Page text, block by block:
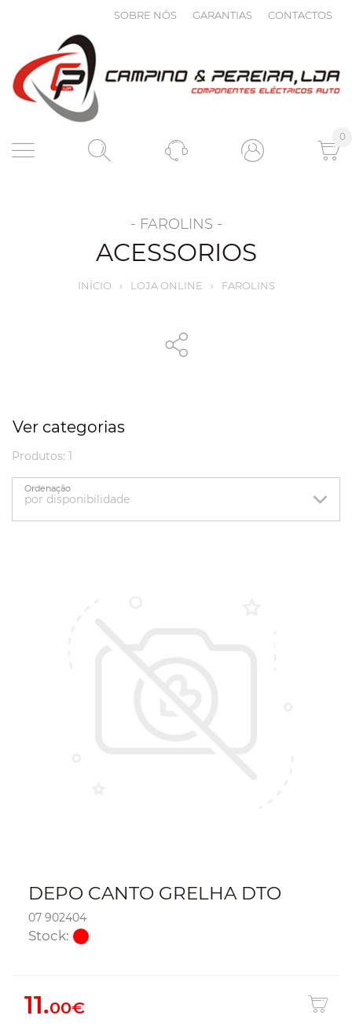
SOBRE NÓS GARANTIAS CONTACTOS
0
- FAROLINS -
ACESSORIOS
INÍCIO › LOJA ONLINE › FAROLINS
Ver categorias
Produtos: 1
Ordenação
DEPO CANTO GRELHA DTO
07 902404
Stock:
11.00€